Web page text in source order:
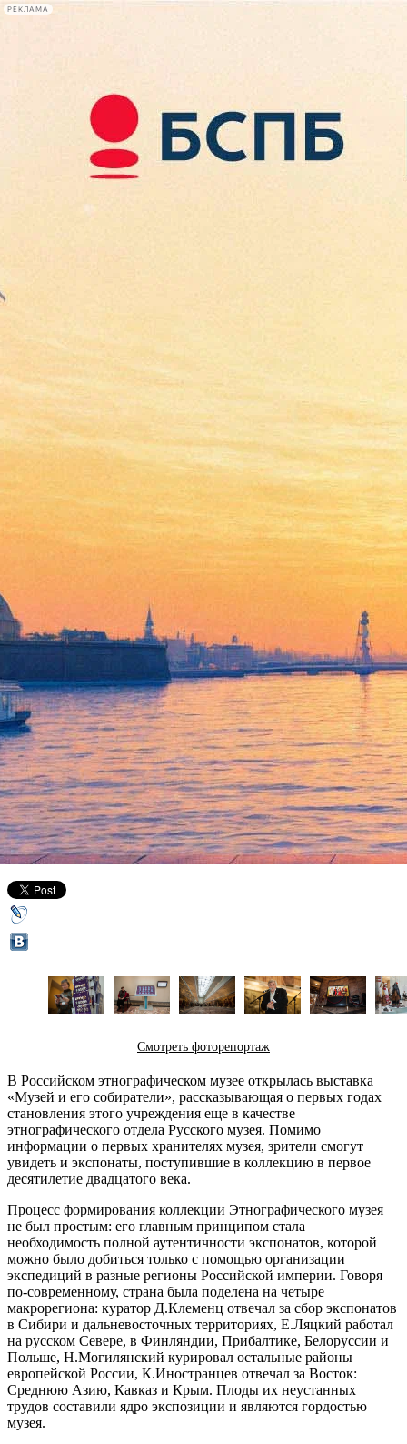
РЕКЛАМА
Сегодня:
2026.08.07
21:00
Афиша Plus
Этнографический музей
представляет своих
собирателей
16 апреля 2014,21:37 Версия для печати
Смотреть фоторепортаж
В Российском этнографическом музее открылась выставка
«Музей и его собиратели», рассказывающая о первых годах
становления этого учреждения еще в качестве
этнографического отдела Русского музея. Помимо
информации о первых хранителях музея, зрители смогут
увидеть и экспонаты, поступившие в коллекцию в первое
десятилетие двадцатого века.
Процесс формирования коллекции Этнографического музея
не был простым: его главным принципом стала
необходимость полной аутентичности экспонатов, которой
можно было добиться только с помощью организации
экспедиций в разные регионы Российской империи. Говоря
по-современному, страна была поделена на четыре
макрорегиона: куратор Д.Клеменц отвечал за сбор экспонатов
в Сибири и дальневосточных территориях, Е.Ляцкий работал
на русском Севере, в Финляндии, Прибалтике, Белоруссии и
Польше, Н.Могилянский курировал остальные районы
европейской России, К.Иностранцев отвечал за Восток:
Среднюю Азию, Кавказ и Крым. Плоды их неустанных
трудов составили ядро экспозиции и являются гордостью
музея.